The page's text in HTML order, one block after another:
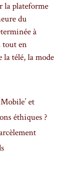
la plateforme
du
à
tout en
télé, la mode
et
éthiques ?